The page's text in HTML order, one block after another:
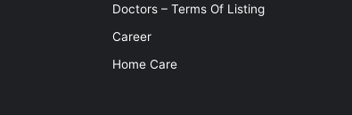
Doctors – Terms Of Listing
Career
Home Care